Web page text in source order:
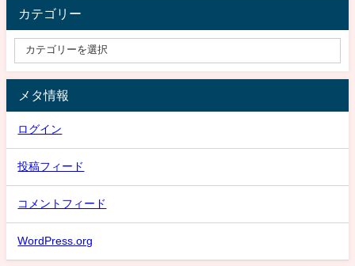
カテゴリー
メタ情報
ログイン
投稿フィード
コメントフィード
WordPress.org